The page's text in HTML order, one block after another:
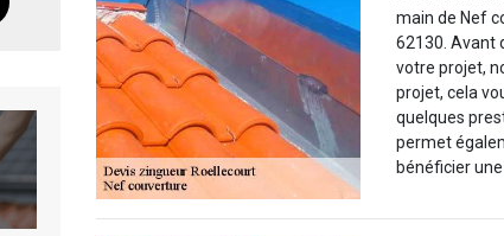
main de Nef
62130. Avant
votre projet,
projet, cela
quelques
permet
bénéficier